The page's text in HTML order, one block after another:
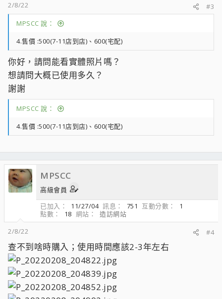
2/8/22
#3
MPSCC 說：
4.售價 :500(7-11店到店)、600(宅配)
你好，請問能看實體照片嗎？
想請問大概已使用多久？
謝謝
MPSCC 說：
4.售價 :500(7-11店到店)、600(宅配)
MPSCC
高級會員
已加入
11/27/04 訊息 751 互動分數
1
點數
18 網站
造訪網站
2/8/22
#4
查不到啥時購入；使用時間應該2-3年左右